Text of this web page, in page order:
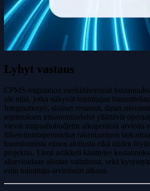
Lyhyt vastaus
CPMS-migraation merkittävimmät
ole niitä, jotka näkyvät toimittajan
Integraatiotyö, sisäiset resurssit, datan
sopimuksen irtisanomisehdot yllättävät
vievät migraatiobudjetin alkuperäisiä arvioita
liiketoimintaperustelun rakentaminen
huomioimista ennen aloitusta eikä niiden
projektin. Tämä artikkeli käsittelee
aliarvioidaan alustan vaihdossa, sekä
esiin toimittaja-arvioinnin aikana.